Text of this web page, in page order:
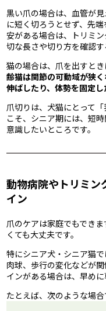
黒い爪の場合は、血管が
に短く切ろうとせず、先
安がある場合は、トリミ
切な長さや切り方を確認す
猫の場合は、爪を出すと
齢猫は関節の可動域が狭
伸ばしたり、体勢を固定し
爪切りは、犬猫にとって
こそ、シニア期には、短
意識したいところです。
動物病院やトリミン
イン
爪のケアは家庭でもでき
くても大丈夫です。
特にシニア犬・シニア猫で
肉球、歩行の変化などが
インがある場合は、早めに
たとえば、次のような場合